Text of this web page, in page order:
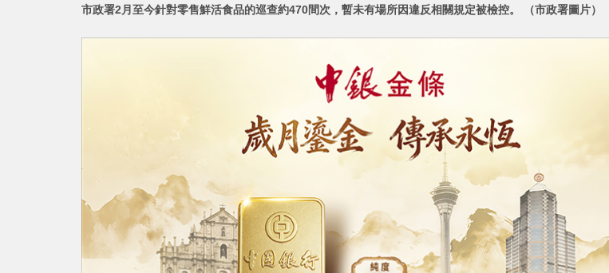
市政署2月至今針對零售鮮活食品的巡查約470間次，暫未有場所因違反相關規定被檢控。 （市政署圖片）